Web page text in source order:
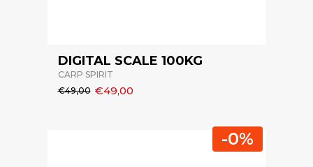
DIGITAL SCALE 100KG
CARP SPIRIT
€49,00 €49,00
-0%